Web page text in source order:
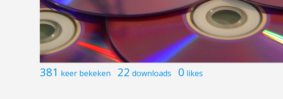
381 keer bekeken 22 downloads 0 likes